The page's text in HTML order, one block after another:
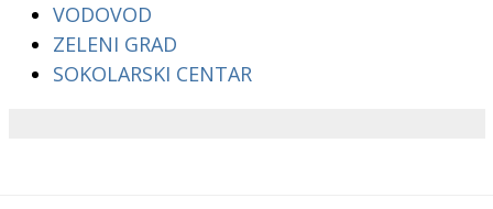
VODOVOD
ZELENI GRAD
SOKOLARSKI CENTAR